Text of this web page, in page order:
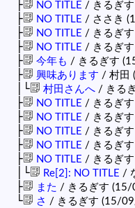
├ NO TITLE / きるぎ
├ NO TITLE / ささき
├ NO TITLE / きるぎ
├ NO TITLE / きるぎ
├ 今年も / きるぎす
├ 興味あります / 村田
│└ 村田さんへ / きる
├ NO TITLE / きるぎ
├ NO TITLE / きるぎ
├ NO TITLE / きるぎ
├ NO TITLE / きるぎ
├ NO TITLE / きるぎ
│└ Re[2]: NO TITLE /
├ また / きるぎす
└ さ / きるぎす (15/